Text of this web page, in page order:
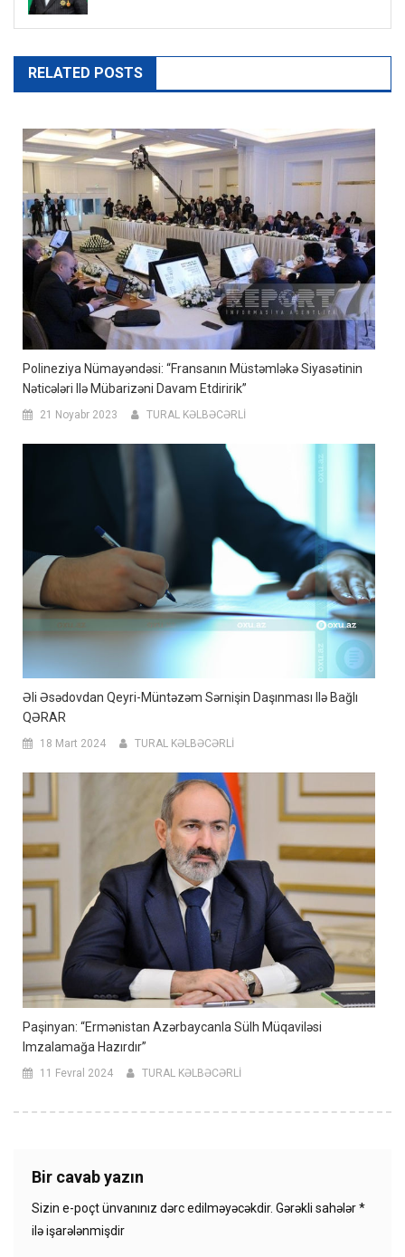
RELATED POSTS
Polineziya Nümayəndəsi: “Fransanın Müstəmləkə Siyasətinin
Nəticələri Ilə Mübarizəni Davam Etdiririk”
21 Noyabr 2023 TURAL KƏLBƏCƏRLİ
Əli Əsədovdan Qeyri-Müntəzəm Sərnişin Daşınması Ilə Bağlı
QƏRAR
18 Mart 2024 TURAL KƏLBƏCƏRLİ
Paşinyan: “Ermənistan Azərbaycanla Sülh Müqaviləsi
Imzalamağa Hazırdır”
11 Fevral 2024 TURAL KƏLBƏCƏRLİ
Bir cavab yazın
Sizin e-poçt ünvanınız dərc edilməyəcəkdir. Gərəkli sahələr*
ilə işarələnmişdir